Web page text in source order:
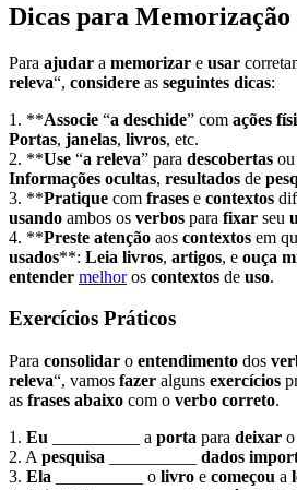
Dicas para Memorização
Para ajudar a memorizar e usar
releva“, considere as seguintes dicas:
1. **Associe “a deschide” com ações
Portas, janelas, livros, etc.
2. **Use “a releva” para descobertas ou
Informações ocultas, resultados de
3. **Pratique com frases e contextos
usando ambos os verbos para fixar seu
4. **Preste atenção aos contextos em
usados**: Leia livros, artigos, e ouça
entender melhoros contextos de uso.
Exercícios Práticos
Para consolidar o entendimento dos
releva“, vamos fazer alguns exercícios
as frases abaixo com o verbo correto.
1. Eu __________ a porta para deixar o
2. A pesquisa dados
3. Ela __________ o livro e começou a